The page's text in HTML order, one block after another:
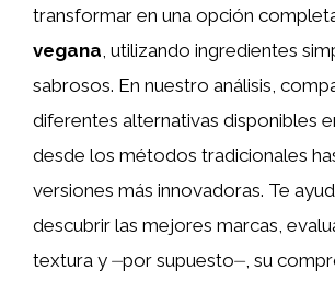
transformar en una opción
vegana , utilizando ingredientes
sabrosos. En nuestro análisis,
diferentes alternativas disponibles
desde los métodos tradicionales
versiones más innovadoras. Te
descubrir las mejores marcas,
textura y ⏤por supuesto⏤, su